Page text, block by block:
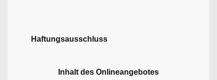
Haftungsausschluss
Inhalt des Onlineangebotes